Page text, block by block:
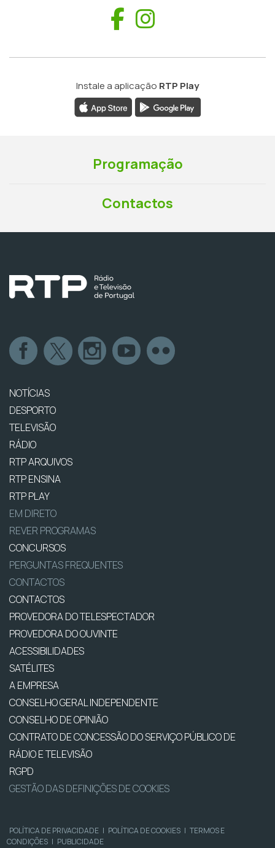
Facebook
Instale a aplicação RTP Play
Programação
Contactos
NOTÍCIAS
DESPORTO
TELEVISÃO
RÁDIO
RTP ARQUIVOS
RTP ENSINA
RTP PLAY
EM DIRETO
REVER PROGRAMAS
CONCURSOS
PERGUNTAS FREQUENTES
CONTACTOS
CONTACTOS
PROVEDORA DO TELESPECTADOR
PROVEDORA DO OUVINTE
ACESSIBILIDADES
SATÉLITES
A EMPRESA
CONSELHO GERAL INDEPENDENTE
CONSELHO DE OPINIÃO
CONTRATO DE CONCESSÃO DO SERVIÇO PÚBLICO DE
RÁDIO E TELEVISÃO
RGPD
GESTÃO DAS DEFINIÇÕES DE COOKIES
POLÍTICA DE PRIVACIDADE | POLÍTICA DE COOKIES | TERMOS E
CONDIÇÕES | PUBLICIDADE